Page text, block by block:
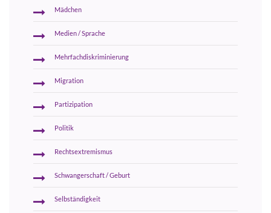
Mädchen
Medien / Sprache
Mehrfachdiskriminierung
Migration
Partizipation
Politik
Rechtsextremismus
Schwangerschaft / Geburt
Selbständigkeit